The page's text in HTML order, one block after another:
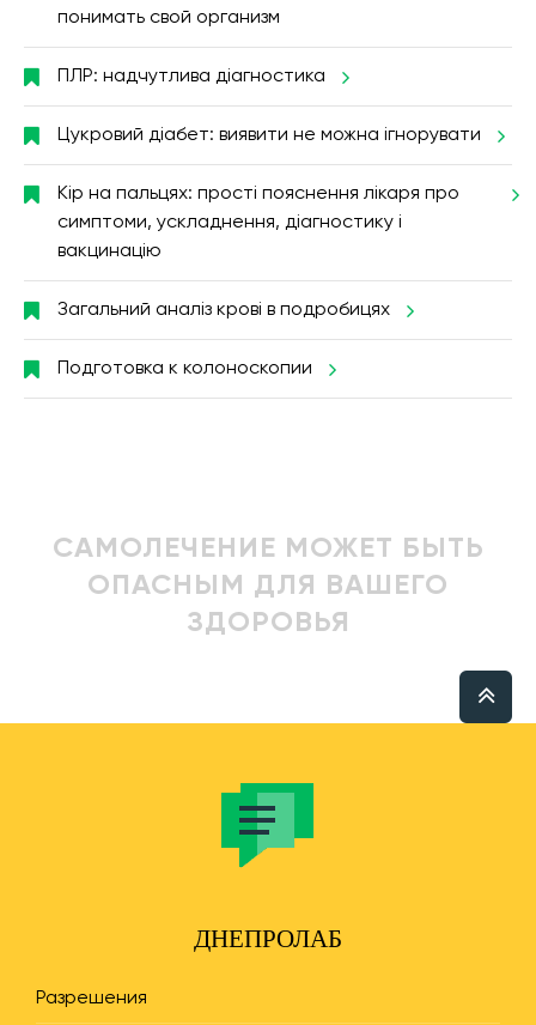
понимать свой организм
ПЛР: надчутлива діагностика
Цукровий діабет: виявити не можна ігнорувати
Кір на пальцях: прості пояснення лікаря про
симптоми, ускладнення, діагностику і
вакцинацію
Загальний аналіз крові в подробицях
Подготовка к колоноскопии
САМОЛЕЧЕНИЕ МОЖЕТ БЫТЬ
ОПАСНЫМ ДЛЯ ВАШЕГО
ЗДОРОВЬЯ
ДНЕПРОЛАБ
Разрешения